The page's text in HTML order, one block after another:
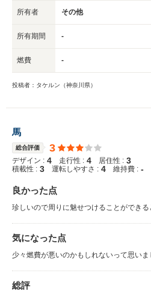
所有者 その他
所有期間 -
燃費 -
投稿者：タケルン（神奈川県）
馬
総合評価 3
デザイン : 4 走行性 : 4 居住性 : 3
積載性 : 3 運転しやすさ : 4 維持費 : -
良かった点
珍しいので周りに魅せつけることができる
気になった点
少々燃費が悪いのかもしれないって思いま
総評